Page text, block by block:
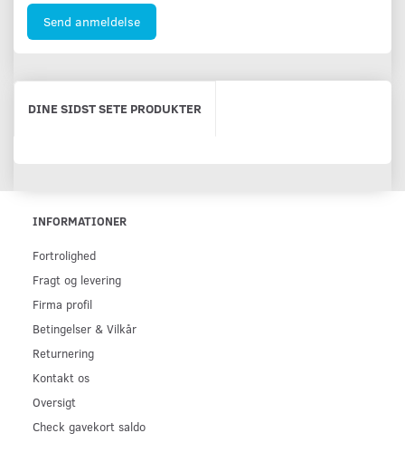
Send anmeldelse
DINE SIDST SETE PRODUKTER
INFORMATIONER
Fortrolighed
Fragt og levering
Firma profil
Betingelser & Vilkår
Returnering
Kontakt os
Oversigt
Check gavekort saldo